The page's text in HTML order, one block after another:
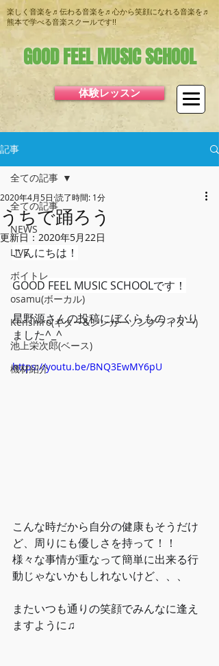
GOOD FEEL MUSIC SCHOOL
体験レッスン
楽しく音楽を♬伝わる音楽を♬心から笑顔になれる音楽を♬
熊本で学べる音楽スクールです!!
記事
全ての記事
NEWS
LIVE
ボイトレ
osamu(ボーカル)
Kenshiro(ギター&シンガーソングライター)
池上栄次郎(ベース)
機材紹介
全ての記事
うちで踊ろう
2020年4月5日 読了時間: 1分
更新日：2020年5月22日
こんにちは！﻿
GOOD FEEL MUSIC SCHOOLです！﻿
星野源さんの投稿にぼくらものっかり
ました^_^﻿
https://youtu.be/BNQ3EwMY6pU
こんな時だから自分の健康もそうだけ
ど、周りにも優しさを持って！！﻿
様々な事情が重なって簡単に出来る行
動じゃないかもしれないけど、、、﻿
またいつも通りの笑顔でみんなに逢え
ますように♫﻿